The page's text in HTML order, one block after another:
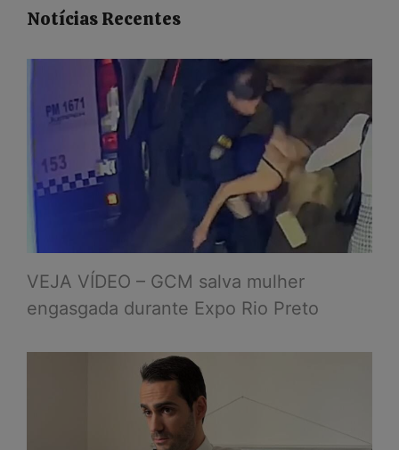
Notícias Recentes
VEJA VÍDEO – GCM salva mulher
engasgada durante Expo Rio Preto